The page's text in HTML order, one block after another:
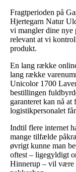
Fragtperioden på
Hjertegarn Natur
vi mangler dine nye
relevant at vi
produkt.
En lang række
lang række
Unicolor 1700
bestillingen
garanteret kan nå
logistikpersonalet
Indtil flere internet
mange tilfælde
øvrigt kunne man
oftest – ligegyldigt
Hinnerup – vil være